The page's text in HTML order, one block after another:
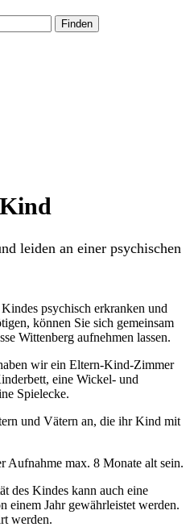
leiden an einer psychischen
psychisch erkranken und
können Sie sich gemeinsam
Wittenberg aufnehmen lassen.
wir ein Eltern-Kind-Zimmer
eine Wickel- und
Spielecke.
und Vätern an, die ihr Kind mit
max. 8 Monate alt sein.
des Kindes kann auch eine
einem Jahr gewährleistet werden.
werden.